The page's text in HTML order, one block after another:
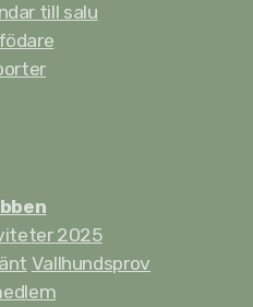
till salu
2025
Vallhundsprov